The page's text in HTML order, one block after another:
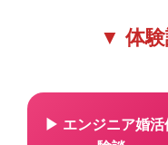
▼ 体験
▶ エンジニア婚活